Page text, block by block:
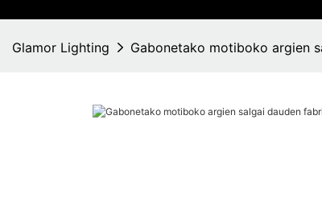
Glamor Lighting Gabonetako motiboko argien